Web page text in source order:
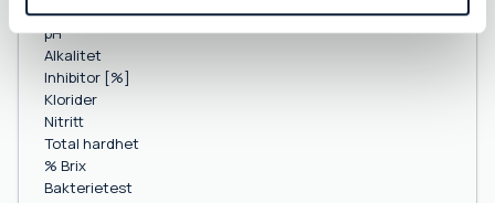
PQ-Index
pH
Alkalitet
Inhibitor [%]
Klorider
Nitritt
Total hardhet
% Brix
Bakterietest